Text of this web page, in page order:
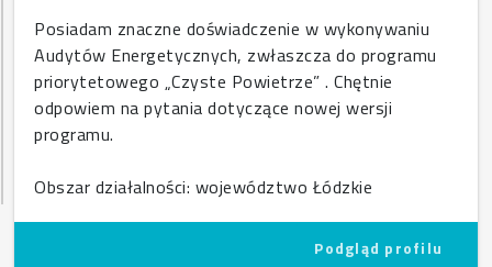
Posiadam znaczne doświadczenie w wykonywaniu
Audytów Energetycznych, zwłaszcza do programu
priorytetowego „Czyste Powietrze” . Chętnie
odpowiem na pytania dotyczące nowej wersji
programu.
Obszar działalności: województwo Łódzkie
Podgląd profilu